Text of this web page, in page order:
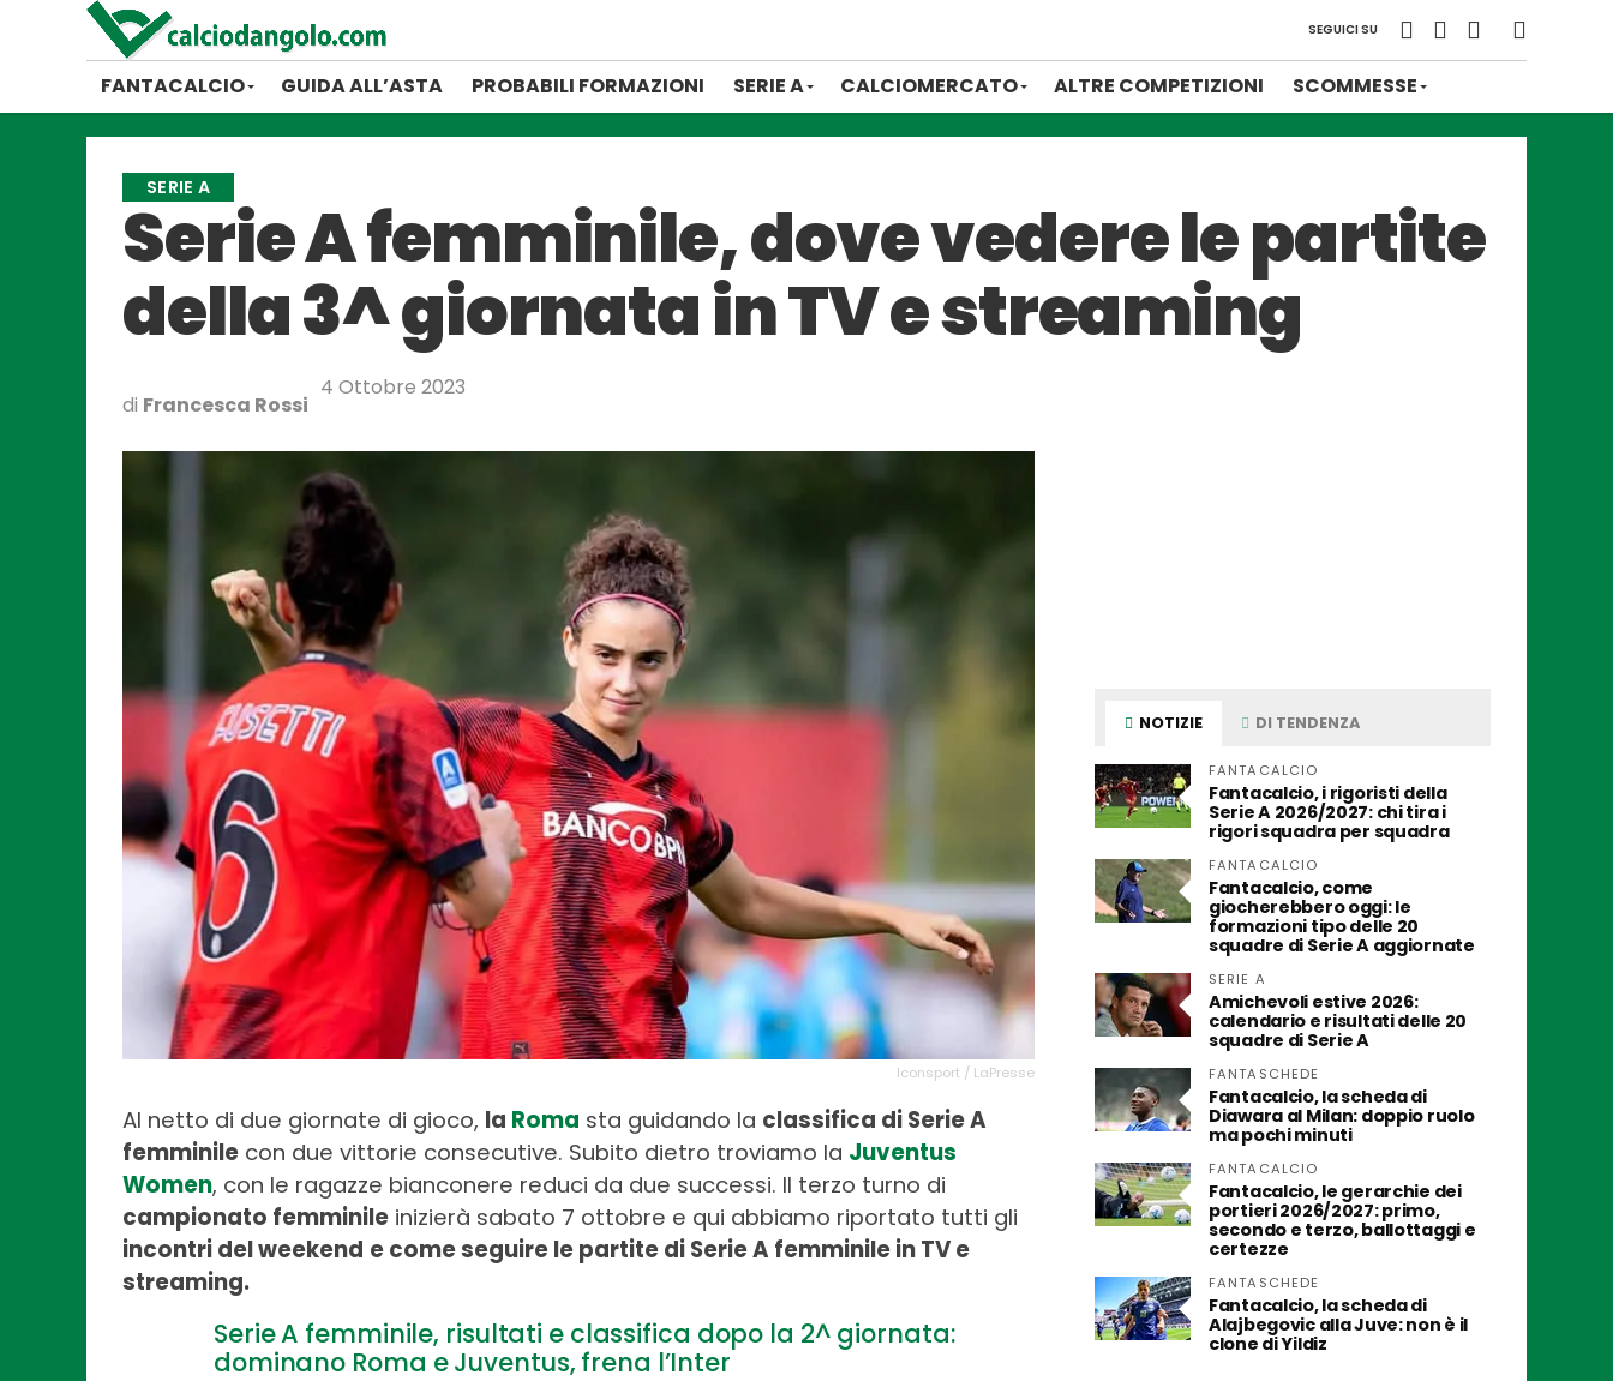
SEGUICI SU
FANTACALCIO GUIDA ALL’ASTA PROBABILI FORMAZIONI SERIE A CALCIOMERCATO ALTRE COMPETIZIONI SCOMMESSE
SERIE A
Serie A femminile, dove vedere le partite
della 3^ giornata in TV e streaming
di Francesca Rossi
4 Ottobre 2023
Iconsport / LaPresse
Al netto di due giornate di gioco, la Roma sta guidando la classifica di Serie A
femminile con due vittorie consecutive. Subito dietro troviamo la Juventus
Women, con le ragazze bianconere reduci da due successi. Il terzo turno di
campionato femminile inizierà sabato 7 ottobre e qui abbiamo riportato tutti gli
incontri del weekend e come seguire le partite di Serie A femminile in TV e
streaming.
Serie A femminile, risultati e classifica dopo la 2^ giornata:
dominano Roma e Juventus, frena l’Inter
NOTIZIE DI TENDENZA
FANTACALCIO
Fantacalcio, i rigoristi della
Serie A 2026/2027: chi tira i
rigori squadra per squadra
FANTACALCIO
Fantacalcio, come
giocherebbero oggi: le
formazioni tipo delle 20
squadre di Serie A aggiornate
SERIE A
Amichevoli estive 2026:
calendario e risultati delle 20
squadre di Serie A
FANTASCHEDE
Fantacalcio, la scheda di
Diawara al Milan: doppio ruolo
ma pochi minuti
FANTACALCIO
Fantacalcio, le gerarchie dei
portieri 2026/2027: primo,
secondo e terzo, ballottaggi e
certezze
FANTASCHEDE
Fantacalcio, la scheda di
Alajbegovic alla Juve: non è il
clone di Yildiz